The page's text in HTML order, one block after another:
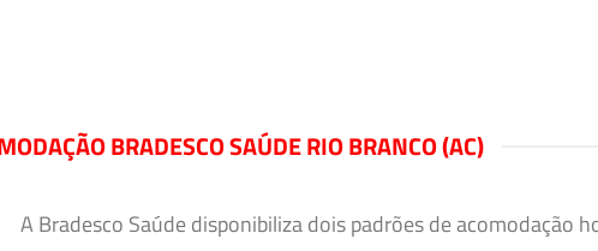
BRADESCO SAÚDE RIO BRANCO (AC)
A Bradesco Saúde disponibiliza dois padrões de acomodação